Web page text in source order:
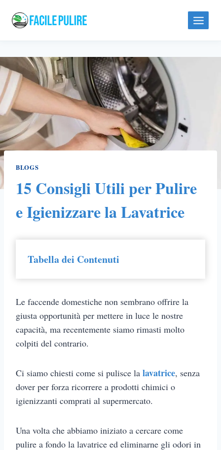
BLOGS
15 Consigli Utili per Pulire
e Igienizzare la Lavatrice
Tabella dei Contenuti
Le faccende domestiche non sembrano offrire la
giusta opportunità per mettere in luce le nostre
capacità, ma recentemente siamo rimasti molto
colpiti del contrario.
Ci siamo chiesti come si pulisce la lavatrice, senza
dover per forza ricorrere a prodotti chimici o
igienizzanti comprati al supermercato.
Una volta che abbiamo iniziato a cercare come
pulire a fondo la lavatrice ed eliminarne gli odori in